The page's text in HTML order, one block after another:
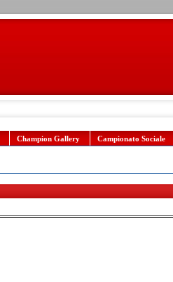
Champion Gallery Campionato Sociale